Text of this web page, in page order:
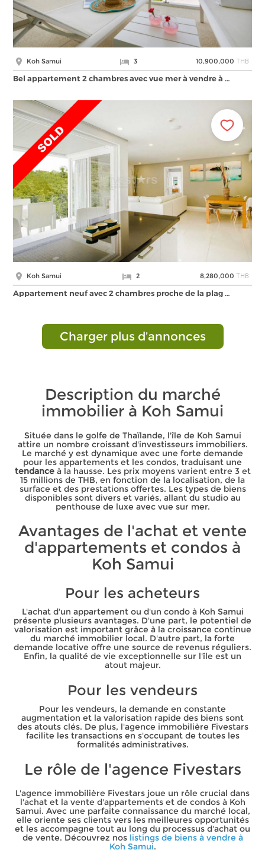
Koh Samui 3 10,900,000 THB
Bel appartement 2 chambres avec vue mer à vendre à …
Koh Samui 2 8,280,000 THB
Appartement neuf avec 2 chambres proche de la plag …
Charger plus d’annonces
Description du marché
immobilier à Koh Samui
Située dans le golfe de Thaïlande, l'île de Koh Samui
attire un nombre croissant d'investisseurs immobiliers.
Le marché y est dynamique avec une forte demande
pour les appartements et les condos, traduisant une
tendanceà la hausse. Les prix moyens varient entre 3 et
15 millions de THB, en fonction de la localisation, de la
surface et des prestations offertes. Les types de biens
disponibles sont divers et variés, allant du studio au
penthouse de luxe avec vue sur mer.
Avantages de l'achat et vente
d'appartements et condos à
Koh Samui
Pour les acheteurs
L'achat d'un appartement ou d'un condo à Koh Samui
présente plusieurs avantages. D'une part, le potentiel de
valorisation est important grâce à la croissance continue
du marché immobilier local. D'autre part, la forte
demande locative offre une source de revenus réguliers.
Enfin, la qualité de vie exceptionnelle sur l'île est un
atout majeur.
Pour les vendeurs
Pour les vendeurs, la demande en constante
augmentation et la valorisation rapide des biens sont
des atouts clés. De plus, l'agence immobilière Fivestars
facilite les transactions en s'occupant de toutes les
formalités administratives.
Le rôle de l'agence Fivestars
L'agence immobilière Fivestars joue un rôle crucial dans
l'achat et la vente d'appartements et de condos à Koh
Samui. Avec une parfaite connaissance du marché local,
elle oriente ses clients vers les meilleures opportunités
et les accompagne tout au long du processus d'achat ou
de vente. Découvrez nos listings de biens à vendre à
Koh Samui.